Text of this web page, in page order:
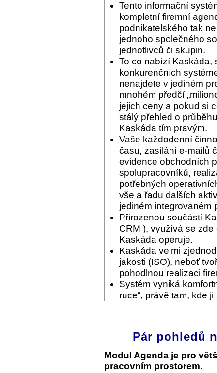
Tento informační
kompletní firemní
podnikatelského tak
jednoho společného
jednotlivců či skupin.
To co nabízí Kaskáda,
konkurenčních
nenajdete v jediném
mnohém předčí
jejich ceny a pokud si
stálý přehled o
Kaskáda tím pravým.
Vaše každodenní
času, zasílání e-mailů
evidence obchodních
spolupracovníků,
potřebných
vše a řadu dalších
jediném integrovaném
Přirozenou součástí
CRM ), využívá se
Kaskáda operuje.
Kaskáda velmi
jakosti (ISO), neboť
pohodlnou realizaci
Systém vyniká
ruce“, právě tam, kde
Pár pohledů
Modul Agenda je pro
pracovním prostorem.